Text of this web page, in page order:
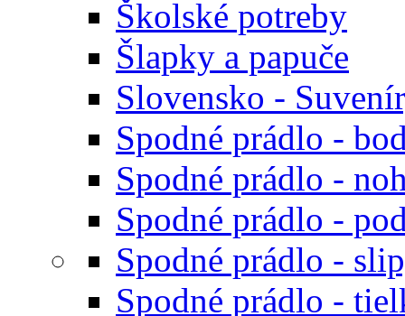
Školské potreby
Šlapky a papuče
Slovensko -
Spodné prádlo -
Spodné prádlo -
Spodné prádlo -
Spodné prádlo -
Spodné prádlo -